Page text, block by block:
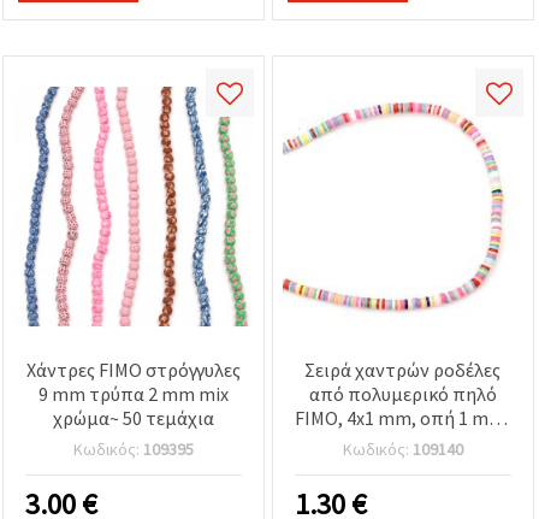
Χάντρες FIMO στρόγγυλες
9 mm τρύπα 2 mm mix
χρώμα~ 50 τεμάχια
Κωδικός: 109395
3.00€
Σειρά χαντρών ροδέλες
από πολυμερικό πηλό
FIMO, 4x1 mm, οπή 1 mm,
μικτά χρώματα, ~380
τεμ.
Κωδικός: 109140
1.30€